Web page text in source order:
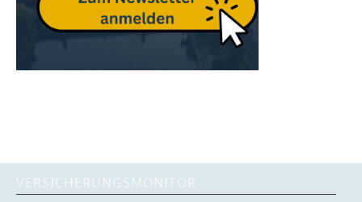
VERSICHERUNGSMONITOR